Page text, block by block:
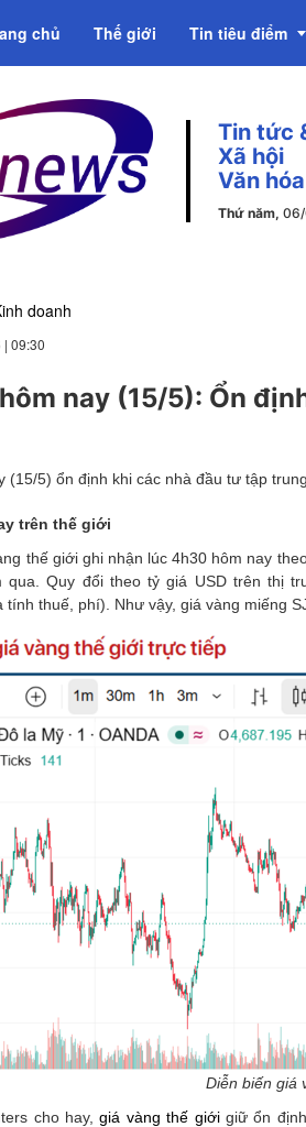
chủ Thế giới Tin tiêu điểm
Emagazine
Tin tức
Xã hội
Văn hóa
Thứ năm,
doanh
| 09:30
nay (15/5): Ổn
(15/5) ổn định khi các nhà đầu tư tập
trên thế giới
thế giới ghi nhận lúc 4h30 hôm nay
qua. Quy đổi theo tỷ giá USD trên thị
thuế, phí). Như vậy, giá vàng miếng
Diễn biến giá
cho hay,giá vàng thế giớigiữ ổn